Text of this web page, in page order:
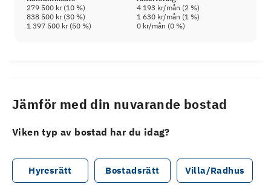
279 500 kr(10 %) 4 193 kr/mån (2 %)
838 500 kr(30 %) 1 630 kr/mån (1 %)
1 397 500 kr(50 %) 0 kr/mån (0 %)
Jämför med din nuvarande bostad
Viken typ av bostad har du idag?
Hyresrätt Bostadsrätt Villa/Radhus